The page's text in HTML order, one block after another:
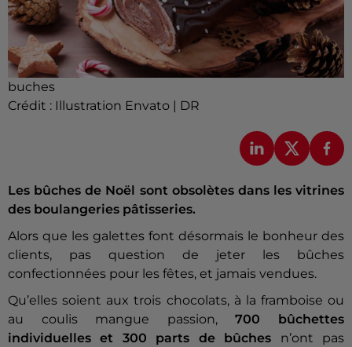
buches
Crédit : Illustration Envato | DR
Les bûches de Noël sont obsolètes dans les vitrines
des boulangeries pâtisseries.
Alors que les galettes font désormais le bonheur des
clients, pas question de jeter les bûches
confectionnées pour les fêtes, et jamais vendues.
Qu’elles soient aux trois chocolats, à la framboise ou
au coulis mangue passion,700 bûchettes
individuelles et 300 parts de bûches n’ont pas